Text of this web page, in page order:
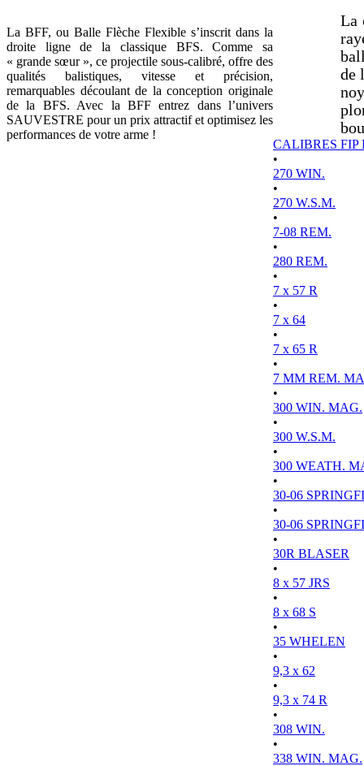
La BFF, ou Balle Flèche Flexible s’inscrit dans la
droite ligne de la classique BFS. Comme sa
« grande sœur », ce projectile sous-calibré, offre des
qualités balistiques, vitesse et précision,
remarquables découlant de la conception originale
de la BFS. Avec la BFF entrez dans l’univers
SAUVESTRE pour un prix attractif et optimisez les
performances de votre arme !
La
de
CALIBRES FIP
•
270 WIN.
•
270 W.S.M.
•
7-08 REM.
•
280 REM.
•
7 x 57 R
•
7 x 64
•
7 x 65 R
•
7 MM REM.
•
300 WIN. MAG.
•
300 W.S.M.
•
300 WEATH.
•
30-06
•
30-06
•
30R BLASER
•
8 x 57 JRS
•
8 x 68 S
•
35 WHELEN
•
9,3 x 62
•
9,3 x 74 R
•
308 WIN.
•
338 WIN. MAG.